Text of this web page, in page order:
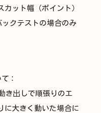
ット幅（ポイント）
クテストの場合のみ
：
き出しで順張りのエ
に大きく動いた場合に